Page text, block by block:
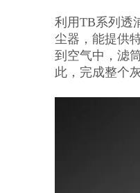
利用TB系列透
尘器，能提供
到空气中，滤
此，完成整个